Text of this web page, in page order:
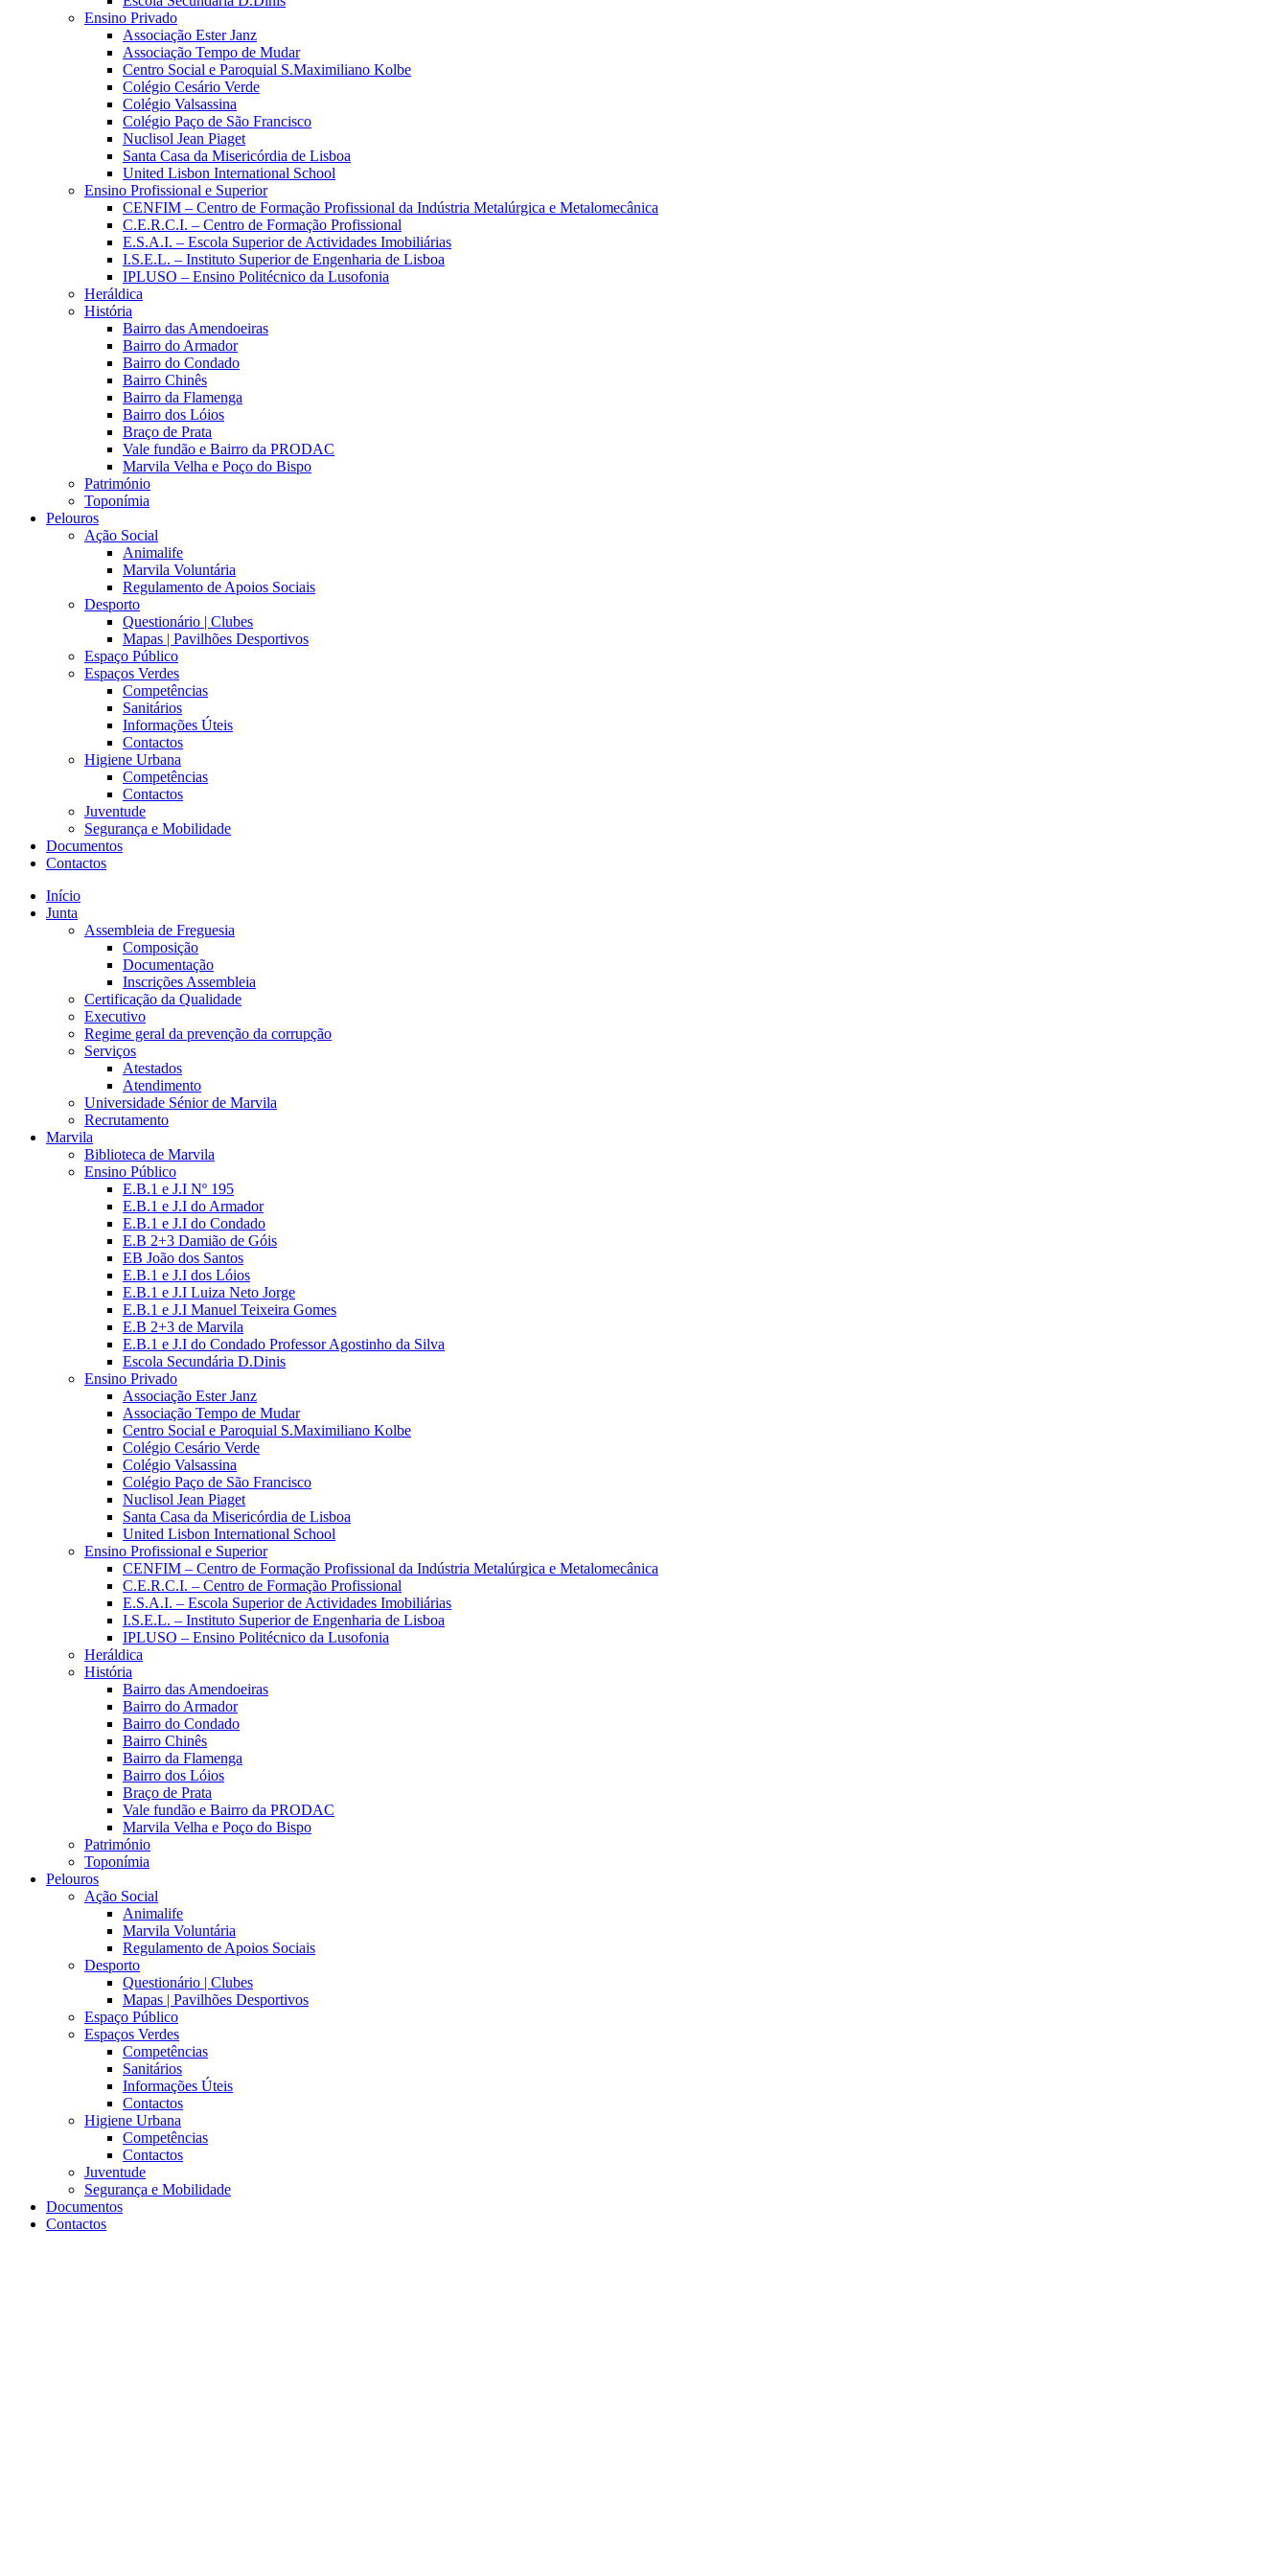
Ensino Privado
Associação Ester Janz
Associação Tempo de Mudar
Centro Social e Paroquial S.Maximiliano Kolbe
Colégio Cesário Verde
Colégio Valsassina
Colégio Paço de São Francisco
Nuclisol Jean Piaget
Santa Casa da Misericórdia de Lisboa
United Lisbon International School
Ensino Profissional e Superior
CENFIM – Centro de Formação Profissional da Indústria Metalúrgica e Metalomecânica
C.E.R.C.I. – Centro de Formação Profissional
E.S.A.I. – Escola Superior de Actividades Imobiliárias
I.S.E.L. – Instituto Superior de Engenharia de Lisboa
IPLUSO – Ensino Politécnico da Lusofonia
Heráldica
História
Bairro das Amendoeiras
Bairro do Armador
Bairro do Condado
Bairro Chinês
Bairro da Flamenga
Bairro dos Lóios
Braço de Prata
Vale fundão e Bairro da PRODAC
Marvila Velha e Poço do Bispo
Património
Toponímia
Pelouros
Ação Social
Animalife
Marvila Voluntária
Regulamento de Apoios Sociais
Desporto
Questionário | Clubes
Mapas | Pavilhões Desportivos
Espaço Público
Espaços Verdes
Competências
Sanitários
Informações Úteis
Contactos
Higiene Urbana
Competências
Contactos
Juventude
Segurança e Mobilidade
Documentos
Contactos
Início
Junta
Assembleia de Freguesia
Composição
Documentação
Inscrições Assembleia
Certificação da Qualidade
Executivo
Regime geral da prevenção da corrupção
Serviços
Atestados
Atendimento
Universidade Sénior de Marvila
Recrutamento
Marvila
Biblioteca de Marvila
Ensino Público
E.B.1 e J.I Nº 195
E.B.1 e J.I do Armador
E.B.1 e J.I do Condado
E.B 2+3 Damião de Góis
EB João dos Santos
E.B.1 e J.I dos Lóios
E.B.1 e J.I Luiza Neto Jorge
E.B.1 e J.I Manuel Teixeira Gomes
E.B 2+3 de Marvila
E.B.1 e J.I do Condado Professor Agostinho da Silva
Escola Secundária D.Dinis
Ensino Privado
Associação Ester Janz
Associação Tempo de Mudar
Centro Social e Paroquial S.Maximiliano Kolbe
Colégio Cesário Verde
Colégio Valsassina
Colégio Paço de São Francisco
Nuclisol Jean Piaget
Santa Casa da Misericórdia de Lisboa
United Lisbon International School
Ensino Profissional e Superior
CENFIM – Centro de Formação Profissional da Indústria Metalúrgica e Metalomecânica
C.E.R.C.I. – Centro de Formação Profissional
E.S.A.I. – Escola Superior de Actividades Imobiliárias
I.S.E.L. – Instituto Superior de Engenharia de Lisboa
IPLUSO – Ensino Politécnico da Lusofonia
Heráldica
História
Bairro das Amendoeiras
Bairro do Armador
Bairro do Condado
Bairro Chinês
Bairro da Flamenga
Bairro dos Lóios
Braço de Prata
Vale fundão e Bairro da PRODAC
Marvila Velha e Poço do Bispo
Património
Toponímia
Pelouros
Ação Social
Animalife
Marvila Voluntária
Regulamento de Apoios Sociais
Desporto
Questionário | Clubes
Mapas | Pavilhões Desportivos
Espaço Público
Espaços Verdes
Competências
Sanitários
Informações Úteis
Contactos
Higiene Urbana
Competências
Contactos
Juventude
Segurança e Mobilidade
Documentos
Contactos